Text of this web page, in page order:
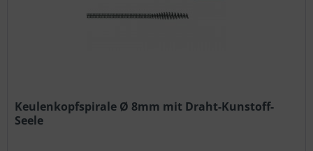
Keulenkopfspirale Ø 8mm mit Draht-Kunstoff-
Seele